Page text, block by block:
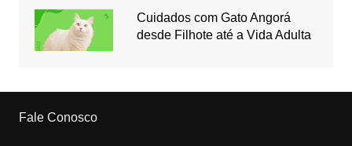
Cuidados com Gato Angorá
desde Filhote até a Vida Adulta
Fale Conosco